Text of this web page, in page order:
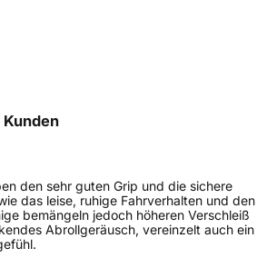
den sehr guten Grip und die sichere
das leise, ruhige Fahrverhalten und den
bemängeln jedoch höheren Verschleiß
Abrollgeräusch, vereinzelt auch ein